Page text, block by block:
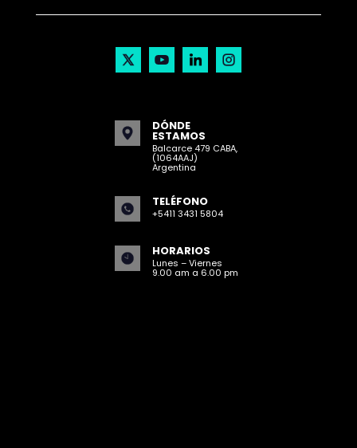
DÓNDE
ESTAMOS
Balcarce 479 CABA,
(1064AAJ)
Argentina
TELÉFONO
+5411 3431 5804
HORARIOS
Lunes – Viernes
9.00 am a 6.00 pm